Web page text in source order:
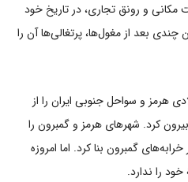
مکانی و رونق تجاری، در تاریخ خود
بعد از مغول‌ها، پرتغالی‌ها آن را
شاه عباس در سال ۱۶۲۲ میلادی هرمز و سواحل جنوبی ایران را از
بیرون کرد. شهرهای هرمز و گمبرون را
گمبرون بنا کرد. اما امروزه
را ندارد.